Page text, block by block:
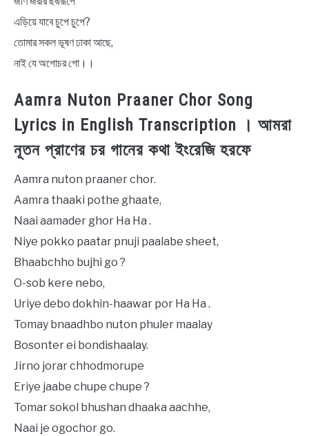
এড়িয়ে যাবে চুপে চুপে?
তোমার সকল ভূষণ ঢাকা আছে,
নাই যে অগোচর গো।।
Aamra Nuton Praaner Chor Song
Lyrics in English Transcription । আমরা
নূতন প্রাণের চর গানের কথা ইংরেজি হরফে
Aamra nuton praaner chor.
Aamra thaaki pothe ghaate,
Naai aamader ghor Ha Ha .
Niye pokko paatar pnuji paalabe sheet,
Bhaabchho bujhi go ?
O-sob kere nebo,
Uriye debo dokhin-haawar por Ha Ha .
Tomay bnaadhbo nuton phuler maalay
Bosonter ei bondishaalay.
Jirno jorar chhodmorupe
Eriye jaabe chupe chupe ?
Tomar sokol bhushan dhaaka aachhe,
Naai je ogochor go.